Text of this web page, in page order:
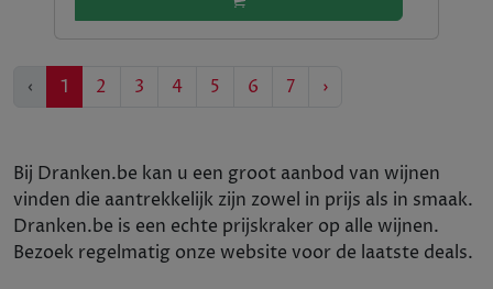
‹ Previous
1 2 3 4 5 6 7 ›Next
Bij Dranken.be kan u een groot aanbod van wijnen
vinden die aantrekkelijk zijn zowel in prijs als in smaak.
Dranken.be is een echte prijskraker op alle wijnen.
Bezoek regelmatig onze website voor de laatste deals.